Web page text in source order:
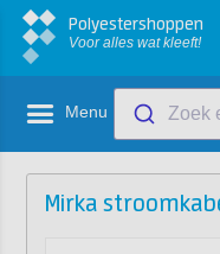
Polyestershoppen
Voor alles wat kleeft!
Menu Zoek
Mirka